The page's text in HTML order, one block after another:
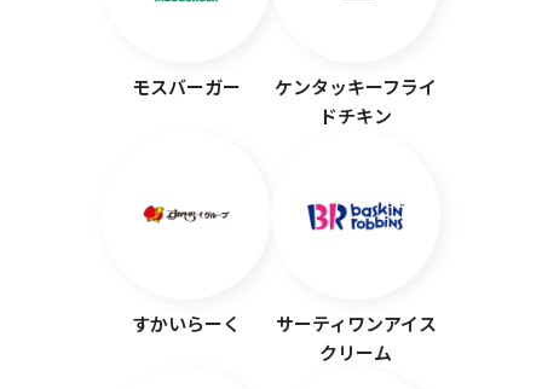
モスバーガー
ケンタッキーフライ
ドチキン
すかいらーく
サーティワンアイス
クリーム